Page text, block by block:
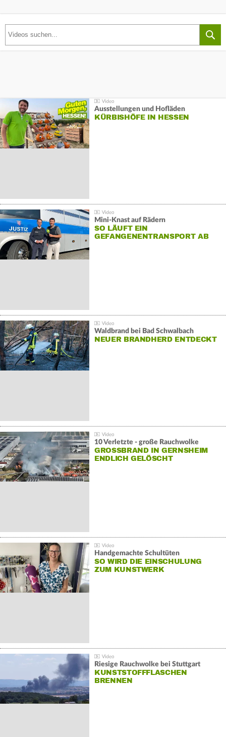
Ausstellungen und Hofläden
KÜRBISHÖFE IN HESSEN
Mini-Knast auf Rädern
SO LÄUFT EIN
GEFANGENENTRANSPORT AB
Waldbrand bei Bad Schwalbach
NEUER BRANDHERD ENTDECKT
10 Verletzte - große Rauchwolke
GROSSBRAND IN GERNSHEIM E
NDLICH GELÖSCHT
Handgemachte Schultüten
SO WIRD DIE EINSCHULUNG
ZUM KUNSTWERK
Riesige Rauchwolke bei Stuttgart
KUNSTSTOFFFLASCHEN
BRENNEN